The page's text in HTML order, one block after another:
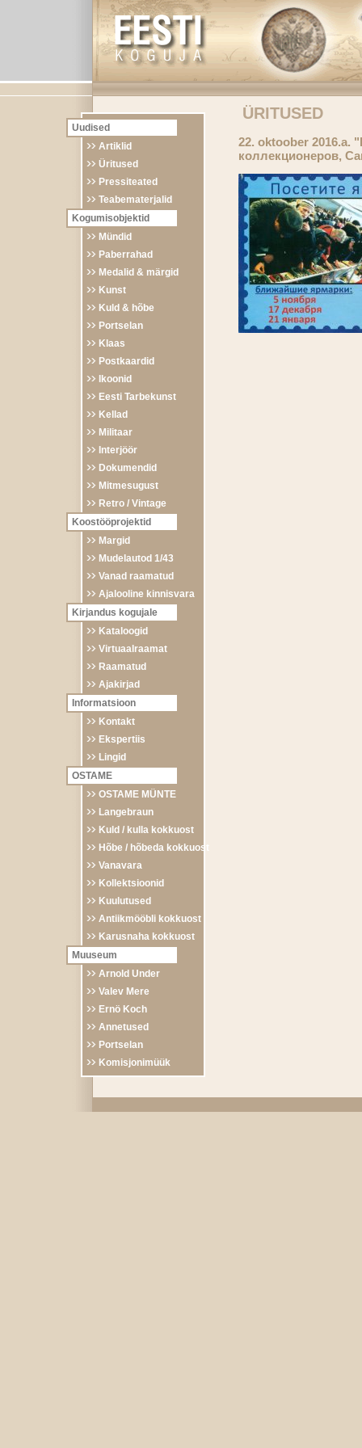
Uudised
Artiklid
Üritused
Pressiteated
Teabematerjalid
Kogumisobjektid
Mündid
Paberrahad
Medalid & märgid
Kunst
Kuld & hõbe
Portselan
Klaas
Postkaardid
Ikoonid
Eesti Tarbekunst
Kellad
Militaar
Interjöör
Dokumendid
Mitmesugust
Retro / Vintage
Koostööprojektid
Margid
Mudelautod 1/43
Vanad raamatud
Ajalooline kinnisvara
Kirjandus kogujale
Kataloogid
Virtuaalraamat
Raamatud
Ajakirjad
Informatsioon
Kontakt
Ekspertiis
Lingid
OSTAME
OSTAME MÜNTE
Langebraun
Kuld / kulla kokkuost
Hõbe / hõbeda kokkuost
Vanavara
Kollektsioonid
Kuulutused
Antiikmööbli kokkuost
Karusnaha kokkuost
Muuseum
Arnold Under
Valev Mere
Ernö Koch
Annetused
Portselan
Komisjonimüük
ÜRITUSED
22. oktoober 2016.a.
коллекционеров,